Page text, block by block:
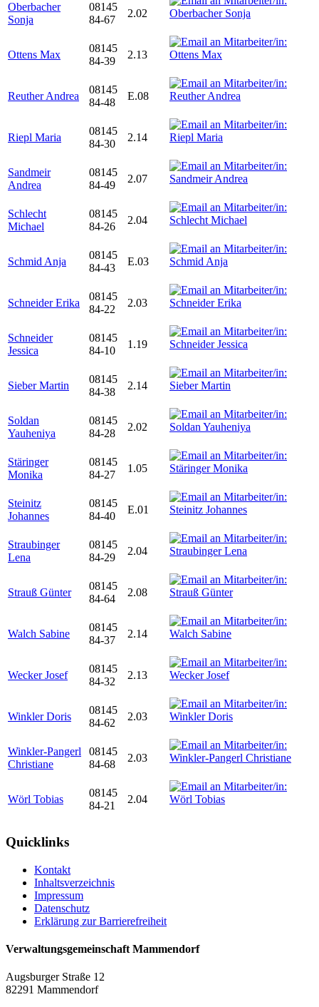
Oberbacher
Sonja
08145
84-67
2.02
Ottens Max
08145
84-39
2.13
Reuther Andrea
08145
84-48
E.08
Riepl Maria
08145
84-30
2.14
Sandmeir
Andrea
08145
84-49
2.07
Schlecht
Michael
08145
84-26
2.04
Schmid Anja
08145
84-43
E.03
Schneider Erika
08145
84-22
2.03
Schneider
Jessica
08145
84-10
1.19
Sieber Martin
08145
84-38
2.14
Soldan
Yauheniya
08145
84-28
2.02
Stäringer
Monika
08145
84-27
1.05
Steinitz
Johannes
08145
84-40
E.01
Straubinger
Lena
08145
84-29
2.04
Strauß Günter
08145
84-64
2.08
Walch Sabine
08145
84-37
2.14
Wecker Josef
08145
84-32
2.13
Winkler Doris
08145
84-62
2.03
Winkler-Pangerl
Christiane
08145
84-68
2.03
Wörl Tobias
08145
84-21
2.04
Quicklinks
Kontakt
Inhaltsverzeichnis
Impressum
Datenschutz
Erklärung zur Barrierefreiheit
Verwaltungsgemeinschaft Mammendorf
Augsburger Straße 12
82291 Mammendorf